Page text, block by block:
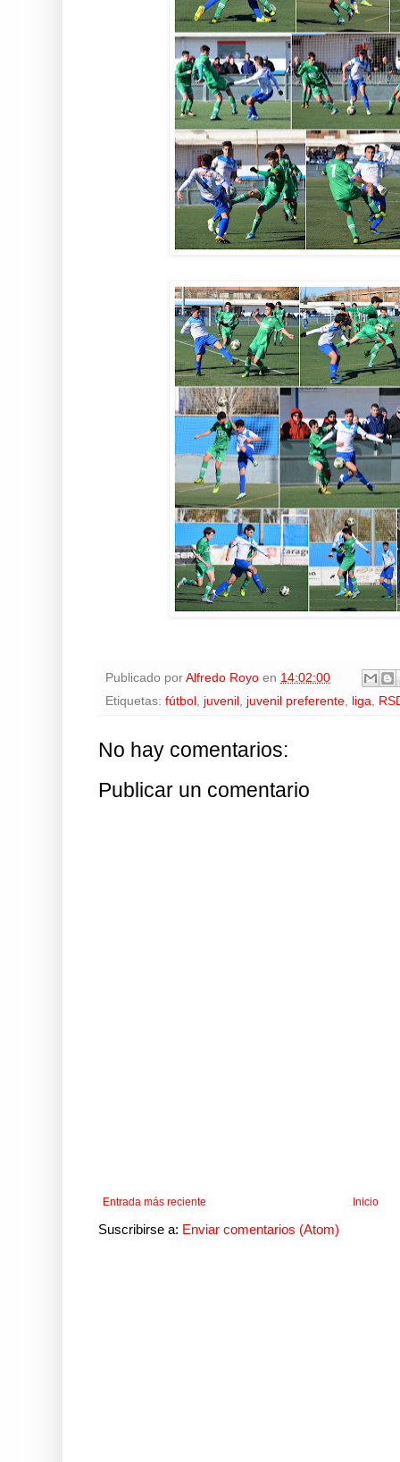
Publicado por Alfredo Royo en 14:02:00
Etiquetas: fútbol , juvenil , juvenil preferente, liga,
No hay comentarios:
Publicar un comentario
Entrada más reciente Inicio
Suscribirse a: Enviar comentarios (Atom)